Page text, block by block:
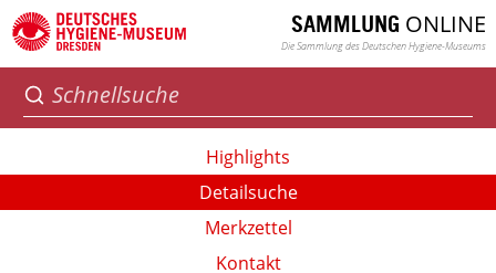
SAMMLUNG ONLINE
Die Sammlung des Deutschen Hygiene-Museums
Highlights
Detailsuche
Merkzettel
Kontakt